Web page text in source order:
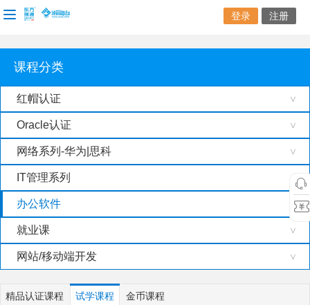
登录 注册
课程分类
>
红帽认证
>
Oracle认证
>
网络系列-华为|思科
>
IT管理系列
办公软件
>
就业课
>
网站/移动端开发
精品认证课程 试学课程 金币课程